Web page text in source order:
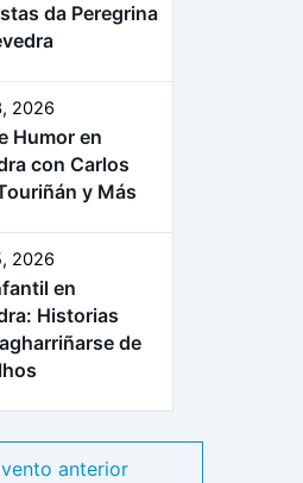
da Peregrina
2026
Humor en
con Carlos
y Más
2026
en
Historias
de
anterior